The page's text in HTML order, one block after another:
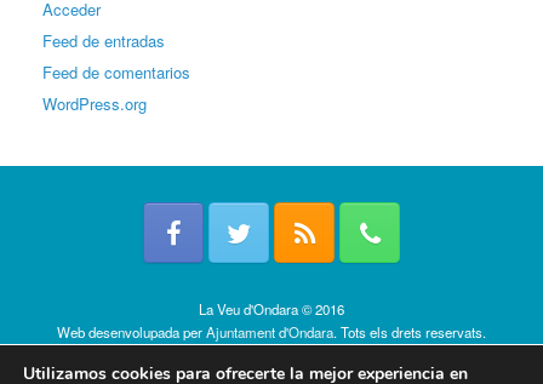
Acceder
Feed de entradas
Feed de comentarios
WordPress.org
La Veu d'Ondara © 2016
Web desenvolupada perAjuntament d'Ondara. Tots els drets reservats.
Utilizamos cookies para ofrecerte la mejor experiencia en